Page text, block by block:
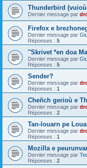
Thunderbird
Dernier message par
Firefox e
Dernier message par
Réponses : 5
"Skrivet *en doa
Dernier message par
Réponses : 5
Sender?
Dernier message par
Réponses : 1
Cheñch gerioù e
Dernier message par
Réponses : 2
Tan-louarn pe
Dernier message par
Réponses : 1
Mozilla e
Dernier message par
Réponses : 2